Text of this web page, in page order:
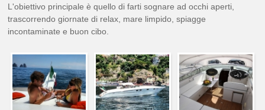
L'obiettivo principale è quello di farti sognare ad occhi aperti,
trascorrendo giornate di relax, mare limpido, spiagge
incontaminate e buon cibo.